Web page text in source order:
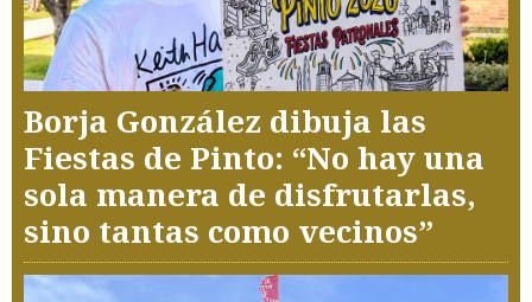
Borja González dibuja las
Fiestas de Pinto: “No hay una
sola manera de disfrutarlas,
sino tantas como vecinos”